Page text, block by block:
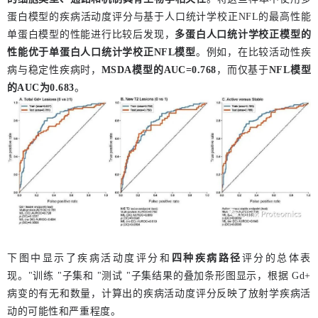
蛋白模型的疾病活动度评分与基于人口统计学校正NFL的最高性能
单蛋白模型的性能进行比较后发现， 多蛋白人口统计学校正模型的
性能优于单蛋白人口统计学校正NFL模型。例如，在比较活动性疾
病与稳定性疾病时， MSDA模型的AUC=0.768 ，而仅基于NFL模型
的AUC为0.683。
下图中显示了疾病活动度评分和 四种疾病路径 评分的总体表
现。"训练 "子集和 "测试 "子集结果的叠加条形图显示，根据 Gd+
病变的有无和数量，计算出的疾病活动度评分反映了放射学疾病活
动的可能性和严重程度。